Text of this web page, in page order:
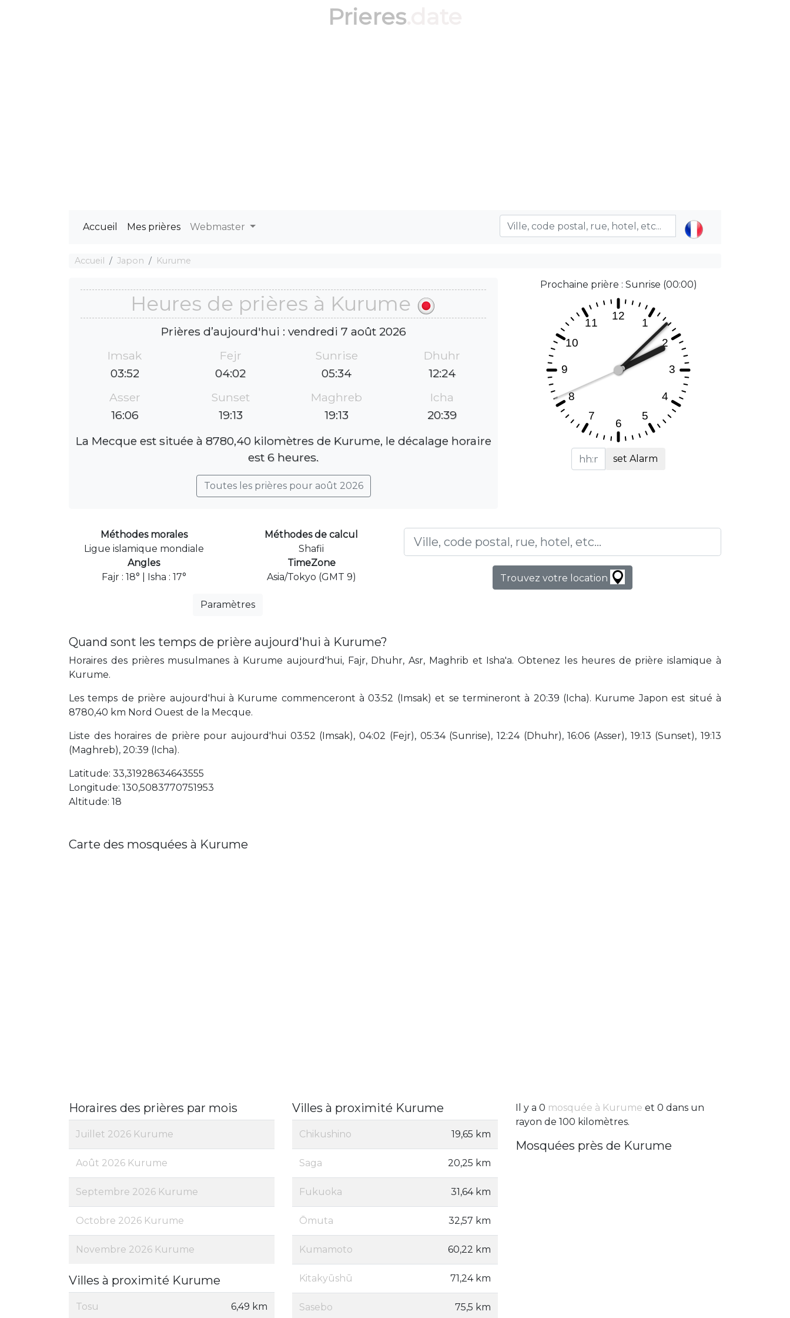
Prieres
Accueil Mes prières Webmaster
Accueil Japon Kurume
Heures de prières à Kurume
Prières d’aujourd'hui : vendredi 7 août 2026
Imsak
03:52
Fejr
04:02
Sunrise
05:34
Dhuhr
12:24
Asser
16:06
Sunset
19:13
Maghreb
19:13
Icha
20:39
La Mecque est située à 8780,40 kilomètres de Kurume, le décalage horaire
est 6 heures.
Toutes les prières pour août 2026
Prochaine prière : Sunrise (00:00)
set Alarm
Méthodes morales
Ligue islamique mondiale
Méthodes de calcul
Shafii
Angles
Fajr : 18° | Isha : 17°
TimeZone
Asia/Tokyo (GMT 9)
Paramètres
Trouvez votre location
Quand sont les temps de prière aujourd'hui à Kurume?
Horaires des prières musulmanes à Kurume aujourd'hui, Fajr, Dhuhr, Asr, Maghrib et Isha'a. Obtenez les heures de prière islamique à
Kurume.
Les temps de prière aujourd'hui à Kurume commenceront à 03:52 (Imsak) et se termineront à 20:39 (Icha). Kurume Japon est situé à
8780,40 km Nord Ouest de la Mecque.
Liste des horaires de prière pour aujourd'hui 03:52 (Imsak), 04:02 (Fejr), 05:34 (Sunrise), 12:24 (Dhuhr), 16:06 (Asser), 19:13 (Sunset), 19:13
(Maghreb), 20:39 (Icha).
Latitude: 33,31928634643555
Longitude: 130,5083770751953
Altitude: 18
Carte des mosquées à Kurume
Horaires des prières par mois
Juillet 2026 Kurume
Août 2026 Kurume
Septembre 2026 Kurume
Octobre 2026 Kurume
Novembre 2026 Kurume
Villes à proximité Kurume
Tosu 6,49 km
Villes à proximité Kurume
Chikushino 19,65 km
Saga 20,25 km
Fukuoka 31,64 km
Ōmuta 32,57 km
Kumamoto 60,22 km
Kitakyūshū 71,24 km
Sasebo 75,5 km
Il y a 0 mosquée à Kurume et 0 dans un
rayon de 100 kilomètres.
Mosquées près de Kurume